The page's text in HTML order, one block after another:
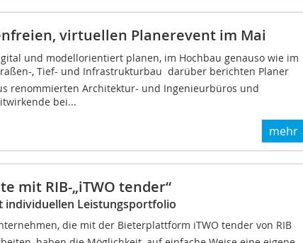
virtuellen Planerevent im Mai
und modellorientiert planen, im Hochbau genauso wie im
, Tief- und Infrastrukturbau  darüber berichten Planer
renommierten Architektur- und Ingenieurbüros und
bei...
mehr
mit RIB-„iTWO tender“
individuellen Leistungsportfolio
die mit der Bieterplattform iTWO tender von RIB